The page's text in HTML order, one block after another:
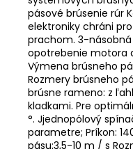
pásové brúsenie rúr
elektroniky chráni
prachom. 3-
opotrebenie motora
Výmena brúsneho
Rozmery brúsneho
brúsne rameno: z
kladkami. Pre
°. Jjednopólový
parametre; Príkon:
pásu:3,5-10 m / s